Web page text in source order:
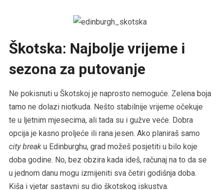
Škotska: Najbolje vrijeme i
sezona za putovanje
Ne pokisnuti u Škotskoj je naprosto nemoguće. Zelena boja
tamo ne dolazi niotkuda. Nešto stabilnije vrijeme očekuje
te u ljetnim mjesecima, ali tada su i gužve veće. Dobra
opcija je kasno proljeće ili rana jesen. Ako planiraš samo
city breaku Edinburghu, grad možeš posjetiti u bilo koje
doba godine. No, bez obzira kada ideš, računaj na to da se
u jednom danu mogu izmijeniti sva četiri godišnja doba.
Kiša i vjetar sastavni su dio škotskog iskustva.